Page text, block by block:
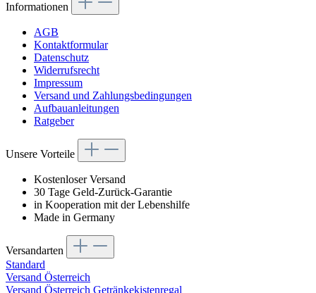
Informationen
AGB
Kontaktformular
Datenschutz
Widerrufsrecht
Impressum
Versand und Zahlungsbedingungen
Aufbauanleitungen
Ratgeber
Unsere Vorteile
Kostenloser Versand
30 Tage Geld-Zurück-Garantie
in Kooperation mit der Lebenshilfe
Made in Germany
Versandarten
Standard
Versand Österreich
Versand Österreich Getränkekistenregal